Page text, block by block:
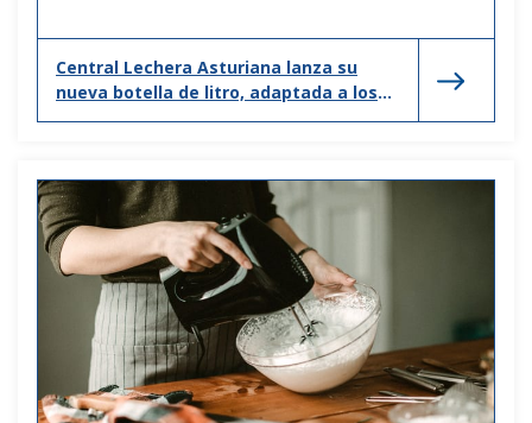
Central Lechera Asturiana lanza su
nueva botella de litro, adaptada a los
nuevos hogares y formas de consumo.